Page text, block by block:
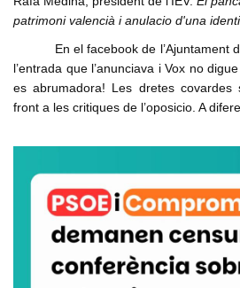
patrimoni valencià i anulacio d'una
En el facebook de l’Ajuntament
l’entrada que l’anunciava i Vox no
es abrumadora! Les dretes covardes
front a les critiques de l’oposicio. A